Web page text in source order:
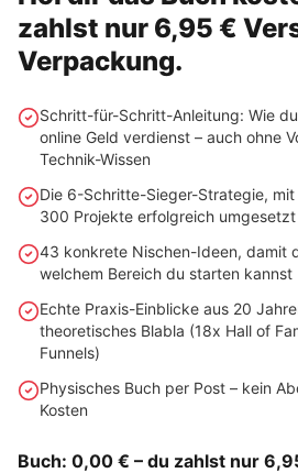
zahlst nur 6,95 €
Verpackung.
Schritt-für-Schritt-Anleitung: Wie
online Geld verdienst – auch ohne
Technik-Wissen
Die 6-Schritte-Sieger-Strategie,
300 Projekte erfolgreich
43 konkrete Nischen-Ideen, damit
welchem Bereich du starten kannst
Echte Praxis-Einblicke aus 20
theoretisches Blabla (18x Hall of
Funnels)
Physisches Buch per Post – kein
Kosten
Buch: 0,00 € – du zahlst nur